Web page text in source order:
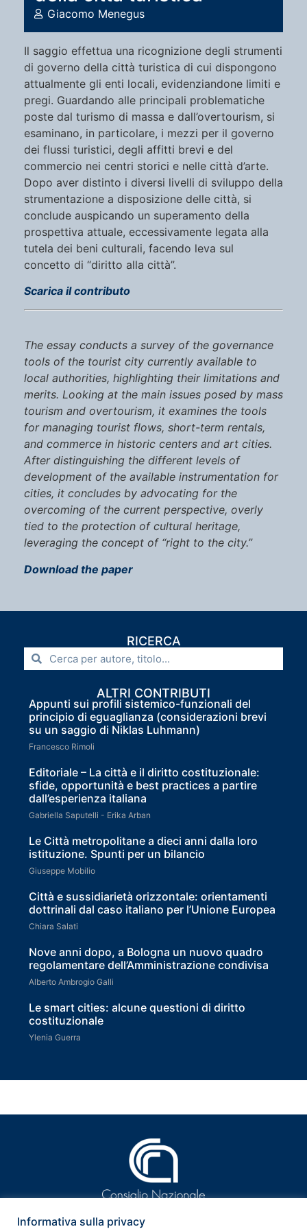
Giacomo Menegus
Il saggio effettua una ricognizione degli strumenti
di governo della città turistica di cui dispongono
attualmente gli enti locali, evidenziandone limiti e
pregi. Guardando alle principali problematiche
poste dal turismo di massa e dall’overtourism, si
esaminano, in particolare, i mezzi per il governo
dei flussi turistici, degli affitti brevi e del
commercio nei centri storici e nelle città d’arte.
Dopo aver distinto i diversi livelli di sviluppo della
strumentazione a disposizione delle città, si
conclude auspicando un superamento della
prospettiva attuale, eccessivamente legata alla
tutela dei beni culturali, facendo leva sul
concetto di “diritto alla città”.
Scarica il contributo
The essay conducts a survey of the governance
tools of the tourist city currently available to
local authorities, highlighting their limitations and
merits. Looking at the main issues posed by mass
tourism and overtourism, it examines the tools
for managing tourist flows, short-term rentals,
and commerce in historic centers and art cities.
After distinguishing the different levels of
development of the available instrumentation for
cities, it concludes by advocating for the
overcoming of the current perspective, overly
tied to the protection of cultural heritage,
leveraging the concept of “right to the city.”
Download the paper
RICERCA
ALTRI CONTRIBUTI
Appunti sui profili sistemico-funzionali del
principio di eguaglianza (considerazioni brevi
su un saggio di Niklas Luhmann)
Francesco Rimoli
Editoriale – La città e il diritto costituzionale:
sfide, opportunità e best practices a partire
dall’esperienza italiana
Gabriella Saputelli - Erika Arban
Le Città metropolitane a dieci anni dalla loro
istituzione. Spunti per un bilancio
Giuseppe Mobilio
Città e sussidiarietà orizzontale: orientamenti
dottrinali dal caso italiano per l’Unione Europea
Chiara Salati
Nove anni dopo, a Bologna un nuovo quadro
regolamentare dell’Amministrazione condivisa
Alberto Ambrogio Galli
Le smart cities: alcune questioni di diritto
costituzionale
Ylenia Guerra
Informativa sulla privacy